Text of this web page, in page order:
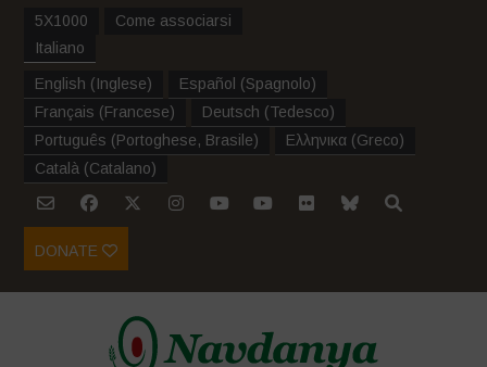
5X1000
Come associarsi
Italiano
English (Inglese) Español (Spagnolo)
Français (Francese) Deutsch (Tedesco)
Português (Portoghese, Brasile) Ελληνικα (Greco)
Català (Catalano)
DONATE